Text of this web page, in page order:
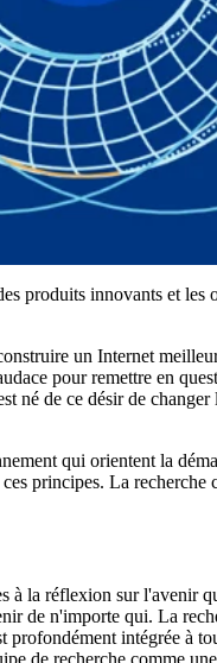
produits innovants et
un Internet
pour remettre en
né de ce désir de
qui orientent la
principes. La
à la réflexion sur
de n'importe qui. La
intégrée à